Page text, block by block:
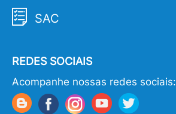
SAC
REDES SOCIAIS
Acompanhe nossas redes sociais: